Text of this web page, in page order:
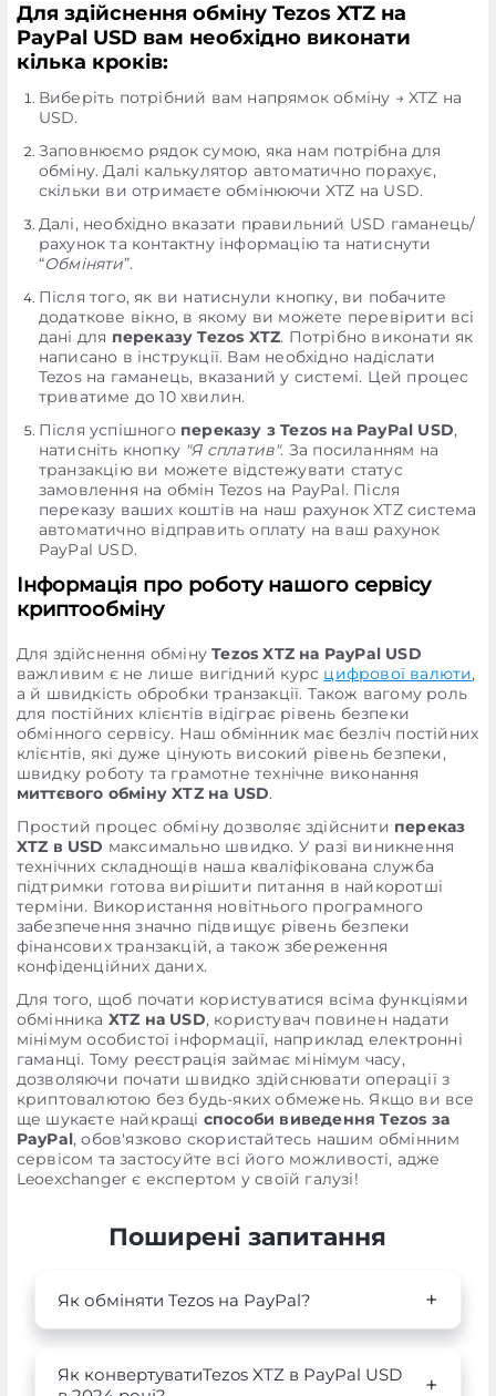
Для здійснення обміну Tezos XTZ на
PayPal USD вам необхідно виконати
кілька кроків:
Виберіть потрібний вам напрямок обміну → XTZ на
USD.
Заповнюємо рядок сумою, яка нам потрібна для
обміну. Далі калькулятор автоматично порахує,
скільки ви отримаєте обмінюючи XTZ на USD.
Далі, необхідно вказати правильний USD гаманець/
рахунок та контактну інформацію та натиснути
“Обміняти”.
Після того, як ви натиснули кнопку, ви побачите
додаткове вікно, в якому ви можете перевірити всі
дані для переказу Tezos XTZ. Потрібно виконати як
написано в інструкції. Вам необхідно надіслати
Tezos на гаманець, вказаний у системі. Цей процес
триватиме до 10 хвилин.
Після успішного переказу з Tezos на PayPal USD,
натисніть кнопку "Я сплатив". За посиланням на
транзакцію ви можете відстежувати статус
замовлення на обмін Tezos на PayPal. Після
переказу ваших коштів на наш рахунок XTZ система
автоматично відправить оплату на ваш рахунок
PayPal USD.
Інформація про роботу нашого сервісу
криптообміну
Для здійснення обмінуTezos XTZ на PayPal USD
важливим є не лише вигідний курс цифрової валюти,
а й швидкість обробки транзакції. Також вагому роль
для постійних клієнтів відіграє рівень безпеки
обмінного сервісу. Наш обмінник має безліч постійних
клієнтів, які дуже цінують високий рівень безпеки,
швидку роботу та грамотне технічне виконання
миттєвого обміну XTZ на USD.
Простий процес обміну дозволяє здійснити переказ
XTZ в USD максимально швидко. У разі виникнення
технічних складнощів наша кваліфікована служба
підтримки готова вирішити питання в найкоротші
терміни. Використання новітнього програмного
забезпечення значно підвищує рівень безпеки
фінансових транзакцій, а також збереження
конфіденційних даних.
Для того, щоб почати користуватися всіма функціями
обмінника XTZ на USD, користувач повинен надати
мінімум особистої інформації, наприклад електронні
гаманці. Тому реєстрація займає мінімум часу,
дозволяючи почати швидко здійснювати операції з
криптовалютою без будь-яких обмежень. Якщо ви все
ще шукаєте найкращі способи виведення Tezos за
PayPal, обов'язково скористайтесь нашим обмінним
сервісом та застосуйте всі його можливості, адже
Leoexchanger є експертом у своїй галузі!
Поширені запитання
Як обміняти Tezos на PayPal?
Як конвертуватиTezos XTZ в PayPal USD